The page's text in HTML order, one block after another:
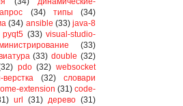
(34) типы
(34)
(34) ansible (33) java-8
pyqt5 (33) visual-studio-
(33)
(33) double (32)
pdo (32) websocket
(32)
словари
extension (31) code-
url (31) дерево (31)